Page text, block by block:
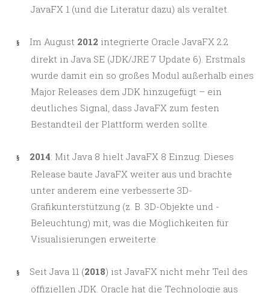
JavaFX 1 (und die Literatur dazu) als veraltet.
§ Im August 2012 integrierte Oracle JavaFX 2.2
direkt in Java SE (JDK/JRE 7 Update 6). Erstmals
wurde damit ein so großes Modul außerhalb eines
Major Releases dem JDK hinzugefügt – ein
deutliches Signal, dass JavaFX zum festen
Bestandteil der Plattform werden sollte.
§ 2014: Mit Java 8 hielt JavaFX 8 Einzug. Dieses
Release baute JavaFX weiter aus und brachte
unter anderem eine verbesserte 3D-
Grafikunterstützung (z. B. 3D-Objekte und -
Beleuchtung) mit, was die Möglichkeiten für
Visualisierungen erweiterte.
§ Seit Java 11 (2018) ist JavaFX nicht mehr Teil des
offiziellen JDK. Oracle hat die Technologie aus